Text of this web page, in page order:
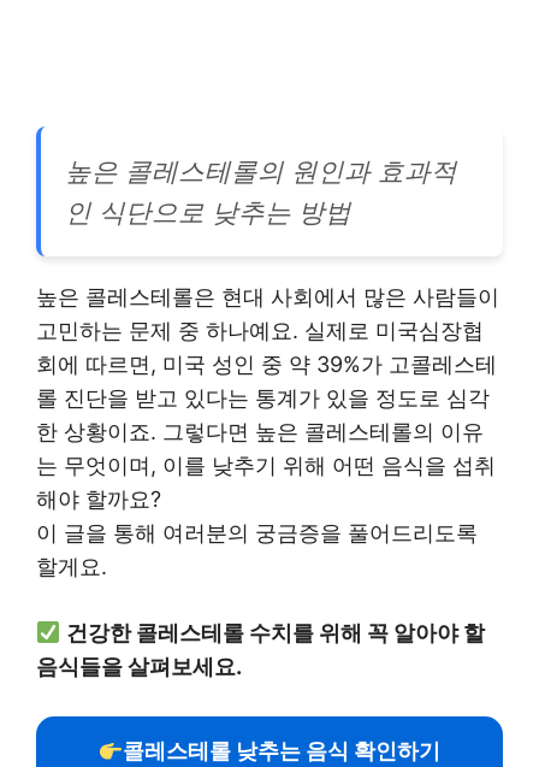
높은 콜레스테롤의 원인과 효과적
인 식단으로 낮추는 방법
높은 콜레스테롤은 현대 사회에서 많은 사람들이
고민하는 문제 중 하나예요. 실제로 미국심장협
회에 따르면, 미국 성인 중 약 39%가 고콜레스테
롤 진단을 받고 있다는 통계가 있을 정도로 심각
한 상황이죠. 그렇다면 높은 콜레스테롤의 이유
는 무엇이며, 이를 낮추기 위해 어떤 음식을 섭취
해야 할까요?
이 글을 통해 여러분의 궁금증을 풀어드리도록
할게요.
건강한 콜레스테롤 수치를 위해 꼭 알아야 할
음식들을 살펴보세요.
콜레스테롤 낮추는 음식 확인하기